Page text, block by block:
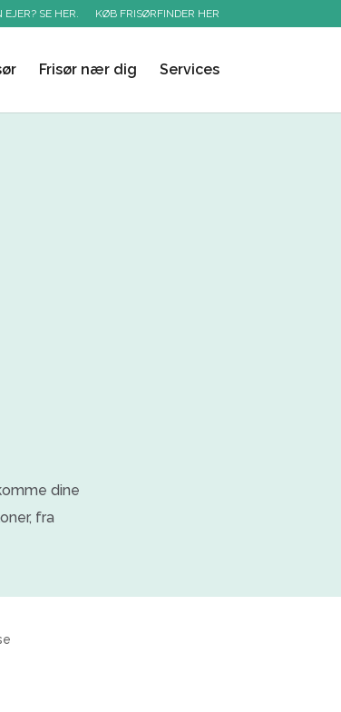
EJER? SE HER. KØB FRISØRFINDER HER
Frisør nær dig Services
dine
fra